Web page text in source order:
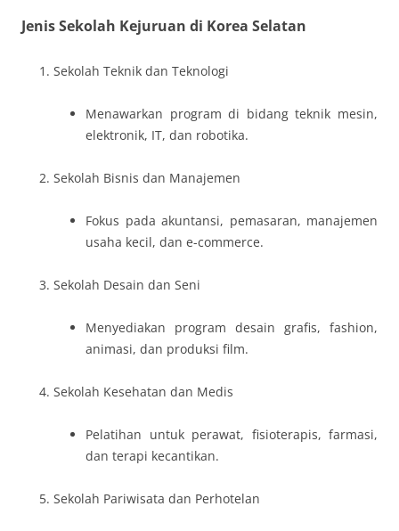
Jenis Sekolah Kejuruan di Korea Selatan
Sekolah Teknik dan Teknologi
Menawarkan program di bidang teknik mesin,
elektronik, IT, dan robotika.
Sekolah Bisnis dan Manajemen
Fokus pada akuntansi, pemasaran, manajemen
usaha kecil, dan e-commerce.
Sekolah Desain dan Seni
Menyediakan program desain grafis, fashion,
animasi, dan produksi film.
Sekolah Kesehatan dan Medis
Pelatihan untuk perawat, fisioterapis, farmasi,
dan terapi kecantikan.
Sekolah Pariwisata dan Perhotelan